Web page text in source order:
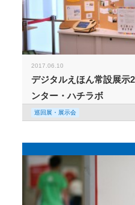
2017.06.10
デジタルえほん常設展示
ンター・ハチラボ
巡回展・展示会